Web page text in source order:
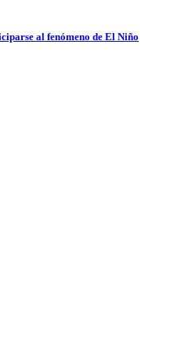
al fenómeno de El Niño